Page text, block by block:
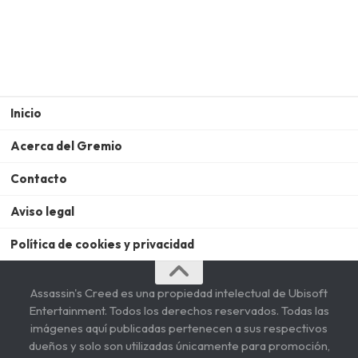
Inicio
Acerca del Gremio
Contacto
Aviso legal
Política de cookies y privacidad
Assassin's Creed es una propiedad intelectual de Ubisoft
Entertainment. Todos los derechos reservados. Todas las
imágenes aquí publicadas pertenecen a sus respectivos
dueños y solo son utilizadas únicamente para promoción,